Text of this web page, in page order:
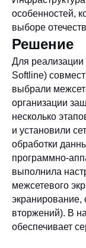
особенностей,
выборе
Решение
Для реализации
Softline)
выбрали
организации
несколько
и установили
обработки
программно-
выполнила
межсетевого
экранирование,
вторжений). В
обеспечивает